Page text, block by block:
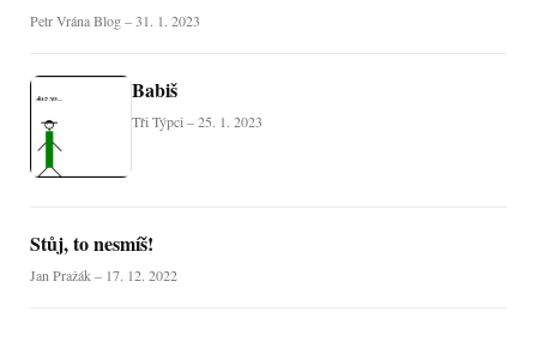
Petr Vrána Blog – 31. 1. 2023
Babiš
Tři Týpci – 25. 1. 2023
Stůj, to nesmíš!
Jan Pražák – 17. 12. 2022